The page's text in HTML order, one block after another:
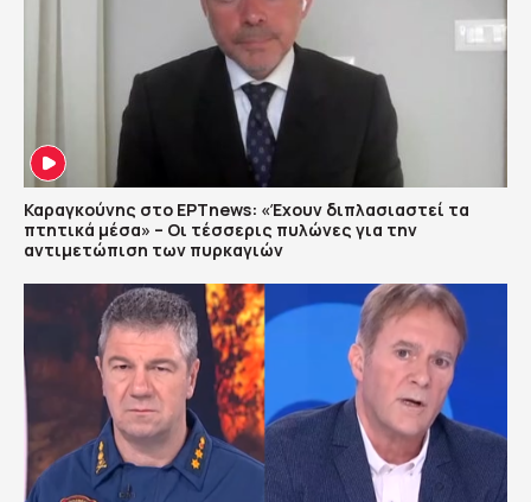
Καραγκούνης στο ΕΡΤnews: «Έχουν διπλασιαστεί τα
πτητικά μέσα» – Οι τέσσερις πυλώνες για την
αντιμετώπιση των πυρκαγιών